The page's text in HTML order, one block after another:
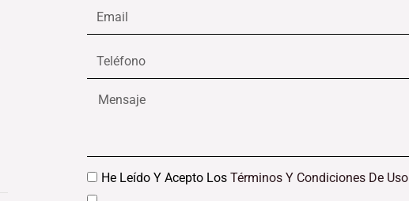
Email
Teléfono
Mensaje
Datos
He Leído Y Acepto Los Términos Y Condiciones De Uso